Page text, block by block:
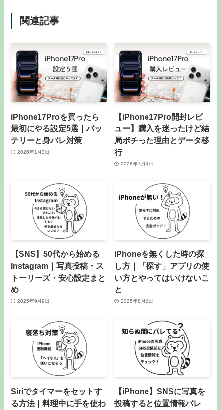
関連記事
iPhone17Proを買ったら
最初にやる設定5選｜バッ
テリーと身バレ対策
2026年1月3日
【iPhone17Pro開封レビ
ュー】購入を迷ったけど結
局ポチった理由とデータ移
行
2026年1月3日
【SNS】50代から始める
Instagram｜写真投稿・ス
トーリーズ・安心設定まと
め
2025年9月9日
iPhoneを無くした時の探
し方｜「探す」アプリの使
い方とやってはいけないこ
と
2025年8月2日
Siriでタイマーをセットす
る方法｜料理中に手を使わ
【iPhone】SNSに写真を
投稿すると位置情報バレ